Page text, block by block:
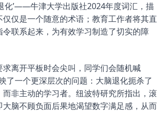
’——牛津大学出版社2024年度词汇，描
仅是一个随意的术语；教育工作者将其直
联系起来，为有效学习制造了切实的障
求离开平板时会尖叫，同学们会随机喊
了一个更深层次的问题：大脑退化扼杀了
非主动的学习者。纽波特研究所指出，滚
脑不顾负面后果地渴望数字满足感，从而